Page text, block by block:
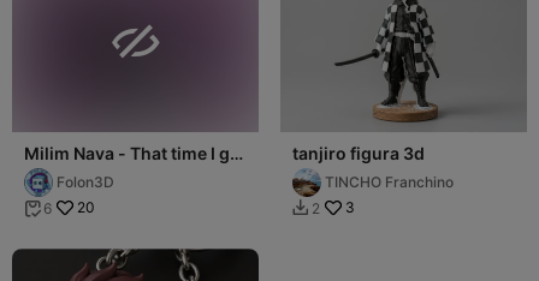

Milim Nava - That time I got
reincarnated as a slime
Folon3D
 6 20
tanjiro figura 3d
TINCHO Franchino
 2 3